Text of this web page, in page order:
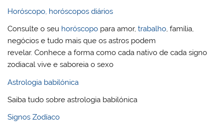
Horóscopo, horóscopos diários
Consulte o seu horóscopo para amor,trabalho, família,
negócios e tudo mais que os astros podem
revelar. Conhece a forma como cada nativo de cada signo
zodiacal vive e saboreia o sexo
Astrologia babilónica
Saiba tudo sobre astrologia babilónica
Signos Zodíaco